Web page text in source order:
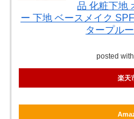
品 化粧下地
ー 下地 ベースメイク
タープル
posted with
楽天